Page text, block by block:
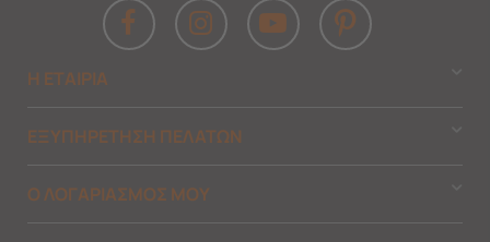
Η ΕΤΑΙΡΙΑ
ΕΞΥΠΗΡΕΤΗΣΗ ΠΕΛΑΤΩΝ
Ο ΛΟΓΑΡΙΑΣΜΟΣ ΜΟΥ